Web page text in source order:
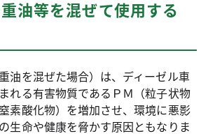
油等を混ぜて使用する
油を混ぜた場合）は、ディーゼル車
れる有害物質であるＰＭ（粒子状物
素酸化物）を増加させ、環境に悪影
生命や健康を脅かす原因ともなりま